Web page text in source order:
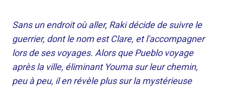
Sans un endroit où aller, Raki décide de suivre le
guerrier, dont le nom est Clare, et l'accompagner
lors de ses voyages. Alors que Pueblo voyage
après la ville, éliminant Youma sur leur chemin,
peu à peu, il en révèle plus sur la mystérieuse